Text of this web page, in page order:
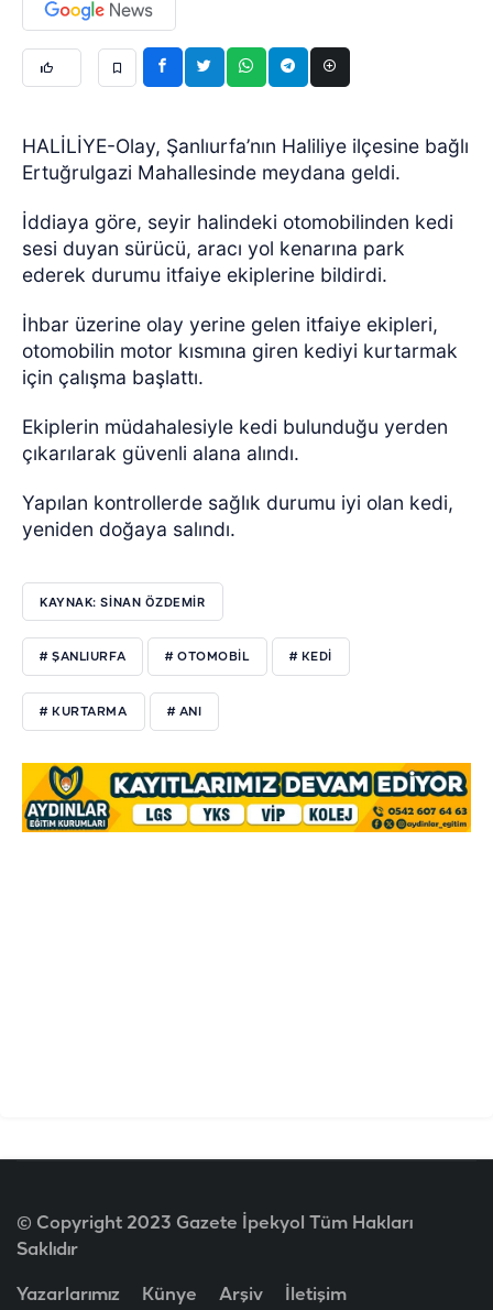
HALİLİYE-Olay, Şanlıurfa’nın Haliliye ilçesine bağlı
Ertuğrulgazi Mahallesinde meydana geldi.
İddiaya göre, seyir halindeki otomobilinden kedi
sesi duyan sürücü, aracı yol kenarına park
ederek durumu itfaiye ekiplerine bildirdi.
İhbar üzerine olay yerine gelen itfaiye ekipleri,
otomobilin motor kısmına giren kediyi kurtarmak
için çalışma başlattı.
Ekiplerin müdahalesiyle kedi bulunduğu yerden
çıkarılarak güvenli alana alındı.
Yapılan kontrollerde sağlık durumu iyi olan kedi,
yeniden doğaya salındı.
KAYNAK: SİNAN ÖZDEMİR
# ŞANLIURFA # OTOMOBİL # KEDİ
# KURTARMA # ANI
© Copyright 2023 Gazete İpekyol Tüm Hakları
Saklıdır
Yazarlarımız Künye Arşiv İletişim